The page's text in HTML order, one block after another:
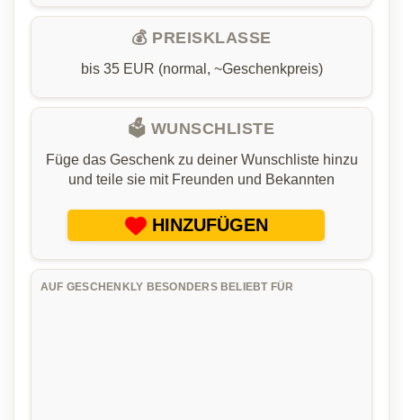
💰 PREISKLASSE
bis 35 EUR (normal, ~Geschenkpreis)
🗳️ WUNSCHLISTE
Füge das Geschenk zu deiner Wunschliste hinzu
und teile sie mit Freunden und Bekannten
HINZUFÜGEN
AUF GESCHENKLY BESONDERS BELIEBT FÜR